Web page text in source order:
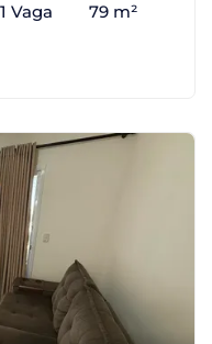
1 Vaga 79 m²